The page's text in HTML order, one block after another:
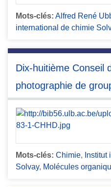
Mots-clés: Alfred René
international de chimie
Dix-huitième Conseil
photographie de
Mots-clés: Chimie,
Solvay, Molécules